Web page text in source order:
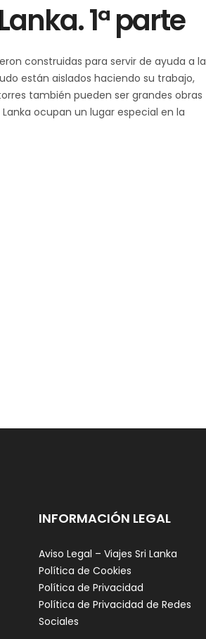
1ª parte
construidas para servir de ayuda a la
están aislados haciendo su trabajo,
también pueden ser grandes obras
ocupan un lugar especial en la
INFORMACIÓN LEGAL
Aviso Legal – Viajes Sri Lanka
Política de Cookies
Política de Privacidad
Política de Privacidad de Redes
Sociales